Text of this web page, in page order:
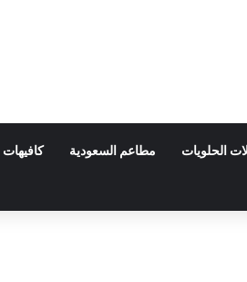
الحلويات مطاعم السعودية